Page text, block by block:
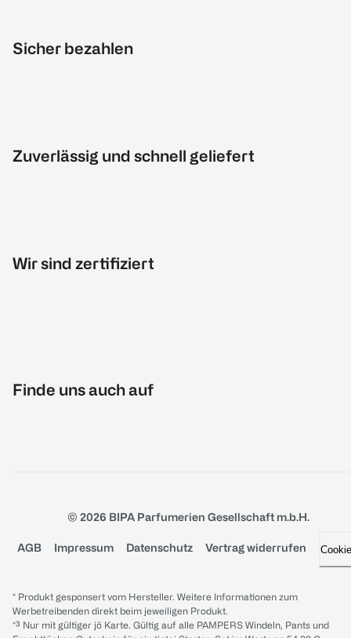
Sicher bezahlen
Zuverlässig und schnell geliefert
Wir sind zertifiziert
Finde uns auch auf
© 2026 BIPA Parfumerien Gesellschaft m.b.H.
AGB Impressum Datenschutz Vertrag widerrufen
* Produkt gesponsert vom Hersteller. Weitere Informationen zum
Werbetreibenden direkt beim jeweiligen Produkt.
*³ Nur mit gültiger jö Karte. Gültig auf alle PAMPERS Windeln, Pants und